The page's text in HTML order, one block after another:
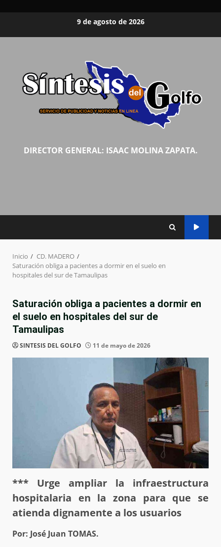
9 de agosto de 2026
DIRECTOR GENERAL: ISAAC MOLINA ZAPATA.
Inicio
CD. MADERO
Saturación obliga a pacientes a dormir en el suelo en
hospitales del sur de Tamaulipas
Saturación obliga a pacientes a dormir en
el suelo en hospitales del sur de
Tamaulipas
SINTESIS DEL GOLFO 11 de mayo de 2026
*** Urge ampliar la infraestructura
hospitalaria en la zona para que se
atienda dignamente a los usuarios
Por: José Juan TOMAS.